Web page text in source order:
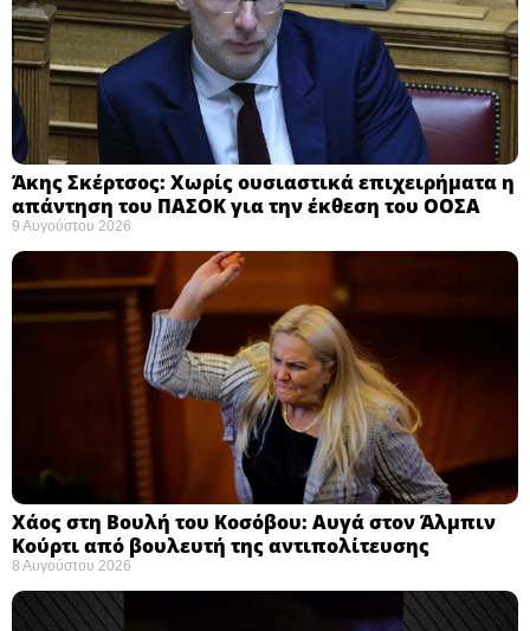
Άκης Σκέρτσος: Χωρίς ουσιαστικά επιχειρήματα η
απάντηση του ΠΑΣΟΚ για την έκθεση του ΟΟΣΑ ​
9 Αυγούστου 2026
Χάος στη Βουλή του Κοσόβου: Αυγά στον Άλμπιν
Κούρτι από βουλευτή της αντιπολίτευσης
8 Αυγούστου 2026